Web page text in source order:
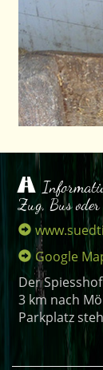
Zug, Bus
Google
Der
3 km nach
Parkplatz